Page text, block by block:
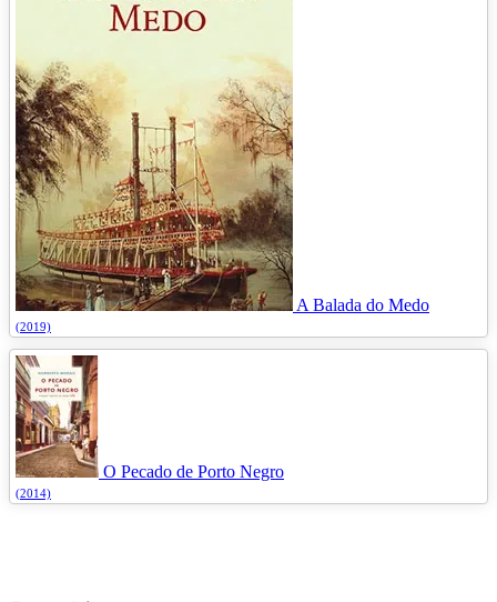
A Balada do Medo
(2019)
O Pecado de Porto Negro
(2014)